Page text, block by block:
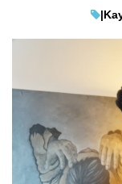
教學評測
生成式AI與雲端應用
Enterprise Digital
|